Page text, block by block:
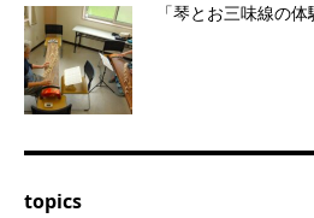
「琴とお三味線の体
topics